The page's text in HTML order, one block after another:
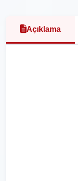
Açıklama